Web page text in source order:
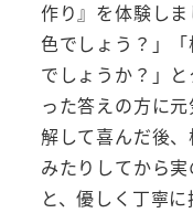
作り』を体験し
色でしょう？」
でしょうか？」
った答えの方に
解して喜んだ後
みたりしてから
と、優しく丁寧